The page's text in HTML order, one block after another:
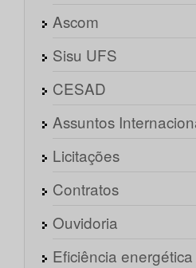
Ascom
Sisu UFS
CESAD
Assuntos
Licitações
Contratos
Ouvidoria
Eficiência energética